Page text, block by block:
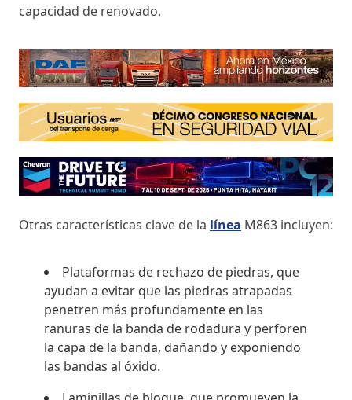
capacidad de renovado.
Otras características clave de la línea M863 incluyen:
Plataformas de rechazo de piedras, que
ayudan a evitar que las piedras atrapadas
penetren más profundamente en las
ranuras de la banda de rodadura y perforen
la capa de la banda, dañando y exponiendo
las bandas al óxido.